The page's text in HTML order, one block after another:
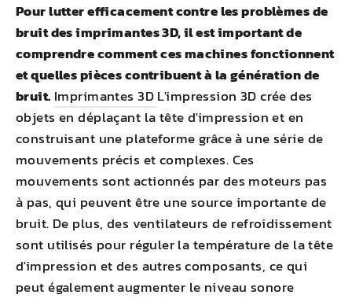
Pour lutter efficacement contre les problèmes de
bruit des imprimantes 3D, il est important de
comprendre comment ces machines fonctionnent
et quelles pièces contribuent à la génération de
bruit. Imprimantes 3DL'impression 3D crée des
objets en déplaçant la tête d'impression et en
construisant une plateforme grâce à une série de
mouvements précis et complexes. Ces
mouvements sont actionnés par des moteurs pas
à pas, qui peuvent être une source importante de
bruit. De plus, des ventilateurs de refroidissement
sont utilisés pour réguler la température de la tête
d'impression et des autres composants, ce qui
peut également augmenter le niveau sonore